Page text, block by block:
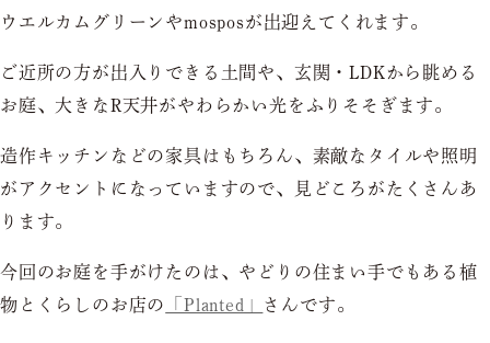
ウエルカムグリーンやmosposが出迎えてくれます。
ご近所の方が出入りできる土間や、玄関・LDKから眺める
お庭、大きなR天井がやわらかい光をふりそそぎます。
造作キッチンなどの家具はもちろん、素敵なタイルや照明
がアクセントになっていますので、見どころがたくさんあ
ります。
今回のお庭を手がけたのは、やどりの住まい手でもある植
物とくらしのお店の
「Planted」 さんです。